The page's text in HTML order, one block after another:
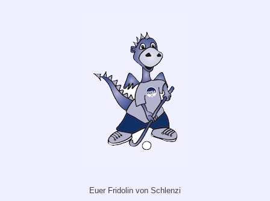
Euer Fridolin von Schlenzi